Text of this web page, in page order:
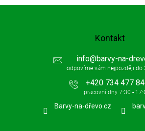
Kontakt
info@barvy-na-
+420 734 477
Barvy-na-dřevo.cz